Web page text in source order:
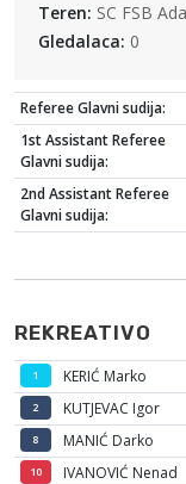
Teren: SC FSB
Gledalaca: 0
Referee Glavni sudija:
1st Assistant Referee
Glavni sudija:
2nd Assistant Referee
Glavni sudija:
REKREATIVO
1 KERIĆ Marko
2 KUTJEVAC Igor
8 MANIĆ Darko
10 IVANOVIĆ Nenad